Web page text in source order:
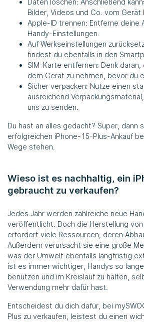
Daten löschen: Anschließend
Bilder, Videos und Co. vom Gerät
Apple-ID trennen: Entferne deine
Handy-Einstellungen.
Auf Werkseinstellungen
findest du ebenfalls in den
SIM-Karte entfernen: Denk daran,
dem Gerät zu nehmen, bevor du
Sicher verpacken: Nutze einen
ausreichend
uns zu senden.
Du hast an alles gedacht? Super, dann
erfolgreichen iPhone-15-Plus-Ankauf
Wege stehen.
Wieso ist es nachhaltig, ein
gebraucht zu verkaufen?
Jedes Jahr werden zahlreiche neue
veröffentlicht. Doch die Herstellung
erfordert viele Ressourcen, deren
Außerdem verursacht sie eine große
was der Umwelt ebenfalls langfristig
ist es immer wichtiger, Handys so
benutzen und im Kreislauf zu halten,
Verwendung mehr dafür hast.
Entscheidest du dich dafür, bei
Plus zu verkaufen, leistest du einen